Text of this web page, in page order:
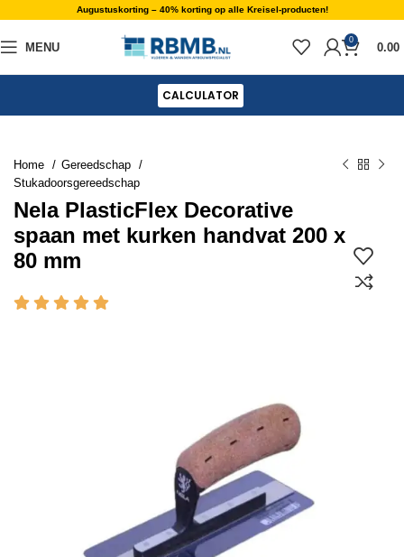
Augustuskorting – 40% korting op alle Kreisel-producten!
MENU
0
0.00
CALCULATOR
Home
Gereedschap
Stukadoorsgereedschap
Nela PlasticFlex Decorative
spaan met kurken handvat 200 x
80 mm